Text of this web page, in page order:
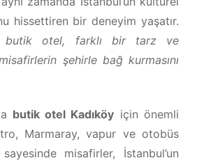
hissettiren bir deneyim yaşatır.
butik otel, farklı bir tarz ve
şehirle bağ kurmasını
butik otel Kadıköy için önemli
Marmaray, vapur ve otobüs
sayesinde misafirler, İstanbul’un